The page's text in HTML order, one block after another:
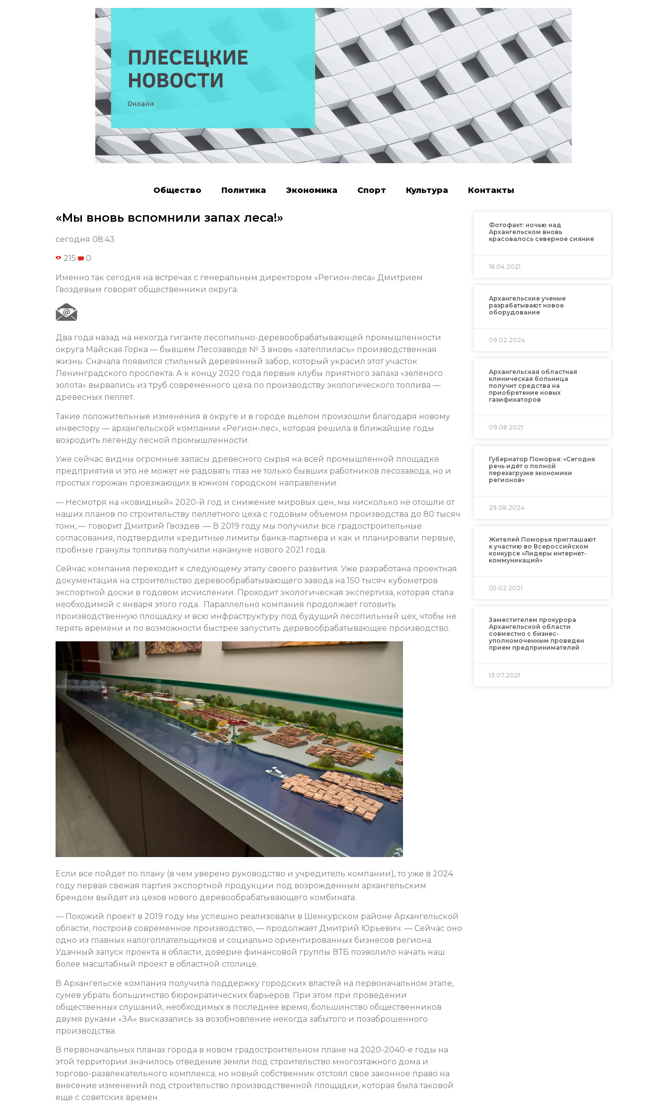
Общество Политика Экономика Спорт Культура Контакты
«Мы вновь вспомнили запах леса!»
сегодня 08:43
215 0
Именно так сегодня на встречах с генеральным директором «Регион-леса» Дмитрием
Гвоздевым говорят общественники округа.
Два года назад на некогда гиганте лесопильно-деревообрабатывающей промышленности
округа Майская Горка — бывшем Лесозаводе № 3 вновь «затеплилась» производственная
жизнь. Сначала появился стильный деревянный забор, который украсил этот участок
Ленинградского проспекта. А к концу 2020 года первые клубы приятного запаха «зеленого
золота» вырвались из труб современного цеха по производству экологического топлива —
древесных пеллет.
Такие положительные изменения в округе и в городе вцелом произошли благодаря новому
инвестору — архангельской компании «Регион-лес», которая решила в ближайшие годы
возродить легенду лесной промышленности.
Уже сейчас видны огромные запасы древесного сырья на всей промышленной площадке
предприятия и это не может не радовать глаз не только бывших работников лесозавода, но и
простых горожан проезжающих в южном городском направлении.
— Несмотря на «ковидный» 2020-й год и снижение мировых цен, мы нисколько не отошли от
наших планов по строительству пеллетного цеха с годовым объемом производства до 80 тысяч
тонн, — говорит Дмитрий Гвоздев. — В 2019 году мы получили все градостроительные
согласования, подтвердили кредитные лимиты банка-партнера и как и планировали первые,
пробные гранулы топлива получили накануне нового 2021 года.
Сейчас компания переходит к следующему этапу своего развития. Уже разработана проектная
документация на строительство деревообрабатывающего завода на 150 тысяч кубометров
экспортной доски в годовом исчислении. Проходит экологическая экспертиза, которая стала
необходимой с января этого года. Параллельно компания продолжает готовить
производственную площадку и всю инфраструктуру под будущий лесопильный цех, чтобы не
терять времени и по возможности быстрее запустить деревообрабатывающее производство.
Если все пойдет по плану (в чем уверено руководство и учредитель компании), то уже в 2024
году первая свежая партия экспортной продукции под возрожденным архангельским
брендом выйдет из цехов нового деревообрабатывающего комбината.
— Похожий проект в 2019 году мы успешно реализовали в Шенкурском районе Архангельской
области, построив современное производство, — продолжает Дмитрий Юрьевич. — Сейчас оно
одно из главных налогоплательщиков и социально ориентированных бизнесов региона.
Удачный запуск проекта в области, доверие финансовой группы ВТБ позволило начать наш
более масштабный проект в областной столице.
В Архангельске компания получила поддержку городских властей на первоначальном этапе,
сумев убрать большинство бюрократических барьеров. При этом при проведении
общественных слушаний, необходимых в последнее время, большинство общественников
двумя руками «ЗА» высказались за возобновление некогда забытого и позаброшенного
производства.
В первоначальных планах города в новом градостроительном плане на 2020-2040-е годы на
этой территории значилось отведение земли под строительство многоэтажного дома и
торгово-развлекательного комплекса, но новый собственник отстоял свое законное право на
внесение изменений под строительство производственной площадки, которая была таковой
еще с советских времен.
Фотофакт: ночью над
Архангельском вновь
красовалось северное сияние
18.04.2021
Архангельские ученые
разрабатывают новое
оборудование
09.02.2024
Архангельская областная
клиническая больница
получит средства на
приобретение новых
газификаторов
09.08.2021
Губернатор Поморья: «Сегодня
речь идёт о полной
перезагрузке экономики
регионов»
29.08.2024
Жителей Поморья приглашают
к участию во Всероссийском
конкурсе «Лидеры интернет-
коммуникаций»
05.02.2021
Заместителем прокурора
Архангельской области
совместно с бизнес-
уполномоченным проведен
прием предпринимателей
13.07.2021